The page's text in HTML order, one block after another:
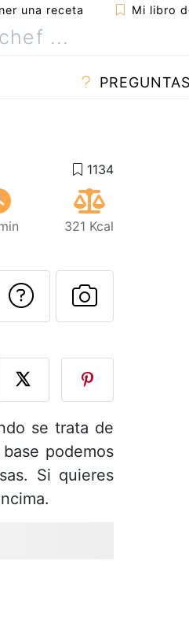
una receta Mi libro
PREGUNTAS
321 Kcal
receta a un
esta
Preguntar al
Publicar
se trata de
podemos
Si quieres